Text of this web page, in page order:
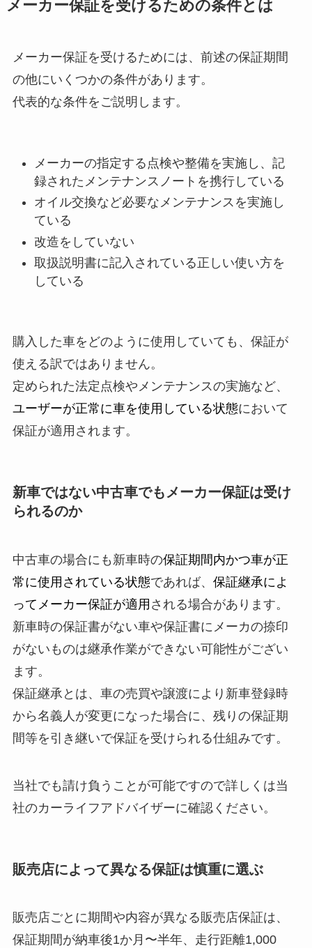
メーカー保証を受けるための条件とは
メーカー保証を受けるためには、前述の保証期間
の他にいくつかの条件があります。
代表的な条件をご説明します。
メーカーの指定する点検や整備を実施し、記
録されたメンテナンスノートを携行している
オイル交換など必要なメンテナンスを実施し
ている
改造をしていない
取扱説明書に記入されている正しい使い方を
している
購入した車をどのように使用していても、保証が
使える訳ではありません。
定められた法定点検やメンテナンスの実施など、
ユーザーが正常に車を使用している状態において
保証が適用されます。
新車ではない中古車でもメーカー保証は受け
られるのか
中古車の場合にも新車時の保証期間内かつ車が正
常に使用されている状態であれば、 保証継承によ
ってメーカー保証が適用 される場合があります。
新車時の保証書がない車や保証書にメーカの捺印
がないものは継承作業ができない可能性がござい
ます。
保証継承とは、車の売買や譲渡により新車登録時
から名義人が変更になった場合に、残りの保証期
間等を引き継いで保証を受けられる仕組みです。
当社でも請け負うことが可能ですので詳しくは当
社のカーライフアドバイザーに確認ください。
販売店によって異なる保証は慎重に選ぶ
販売店ごとに期間や内容が異なる販売店保証は、
保証期間が納車後1か月〜半年、走行距離1,000